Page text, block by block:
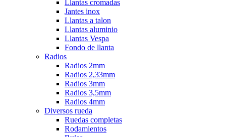
Llantas cromadas
Jantes inox
Llantas a talon
Llantas aluminio
Llantas Vespa
Fondo de llanta
Radios
Radios 2mm
Radios 2,33mm
Radios 3mm
Radios 3,5mm
Radios 4mm
Diversos rueda
Ruedas completas
Rodamientos